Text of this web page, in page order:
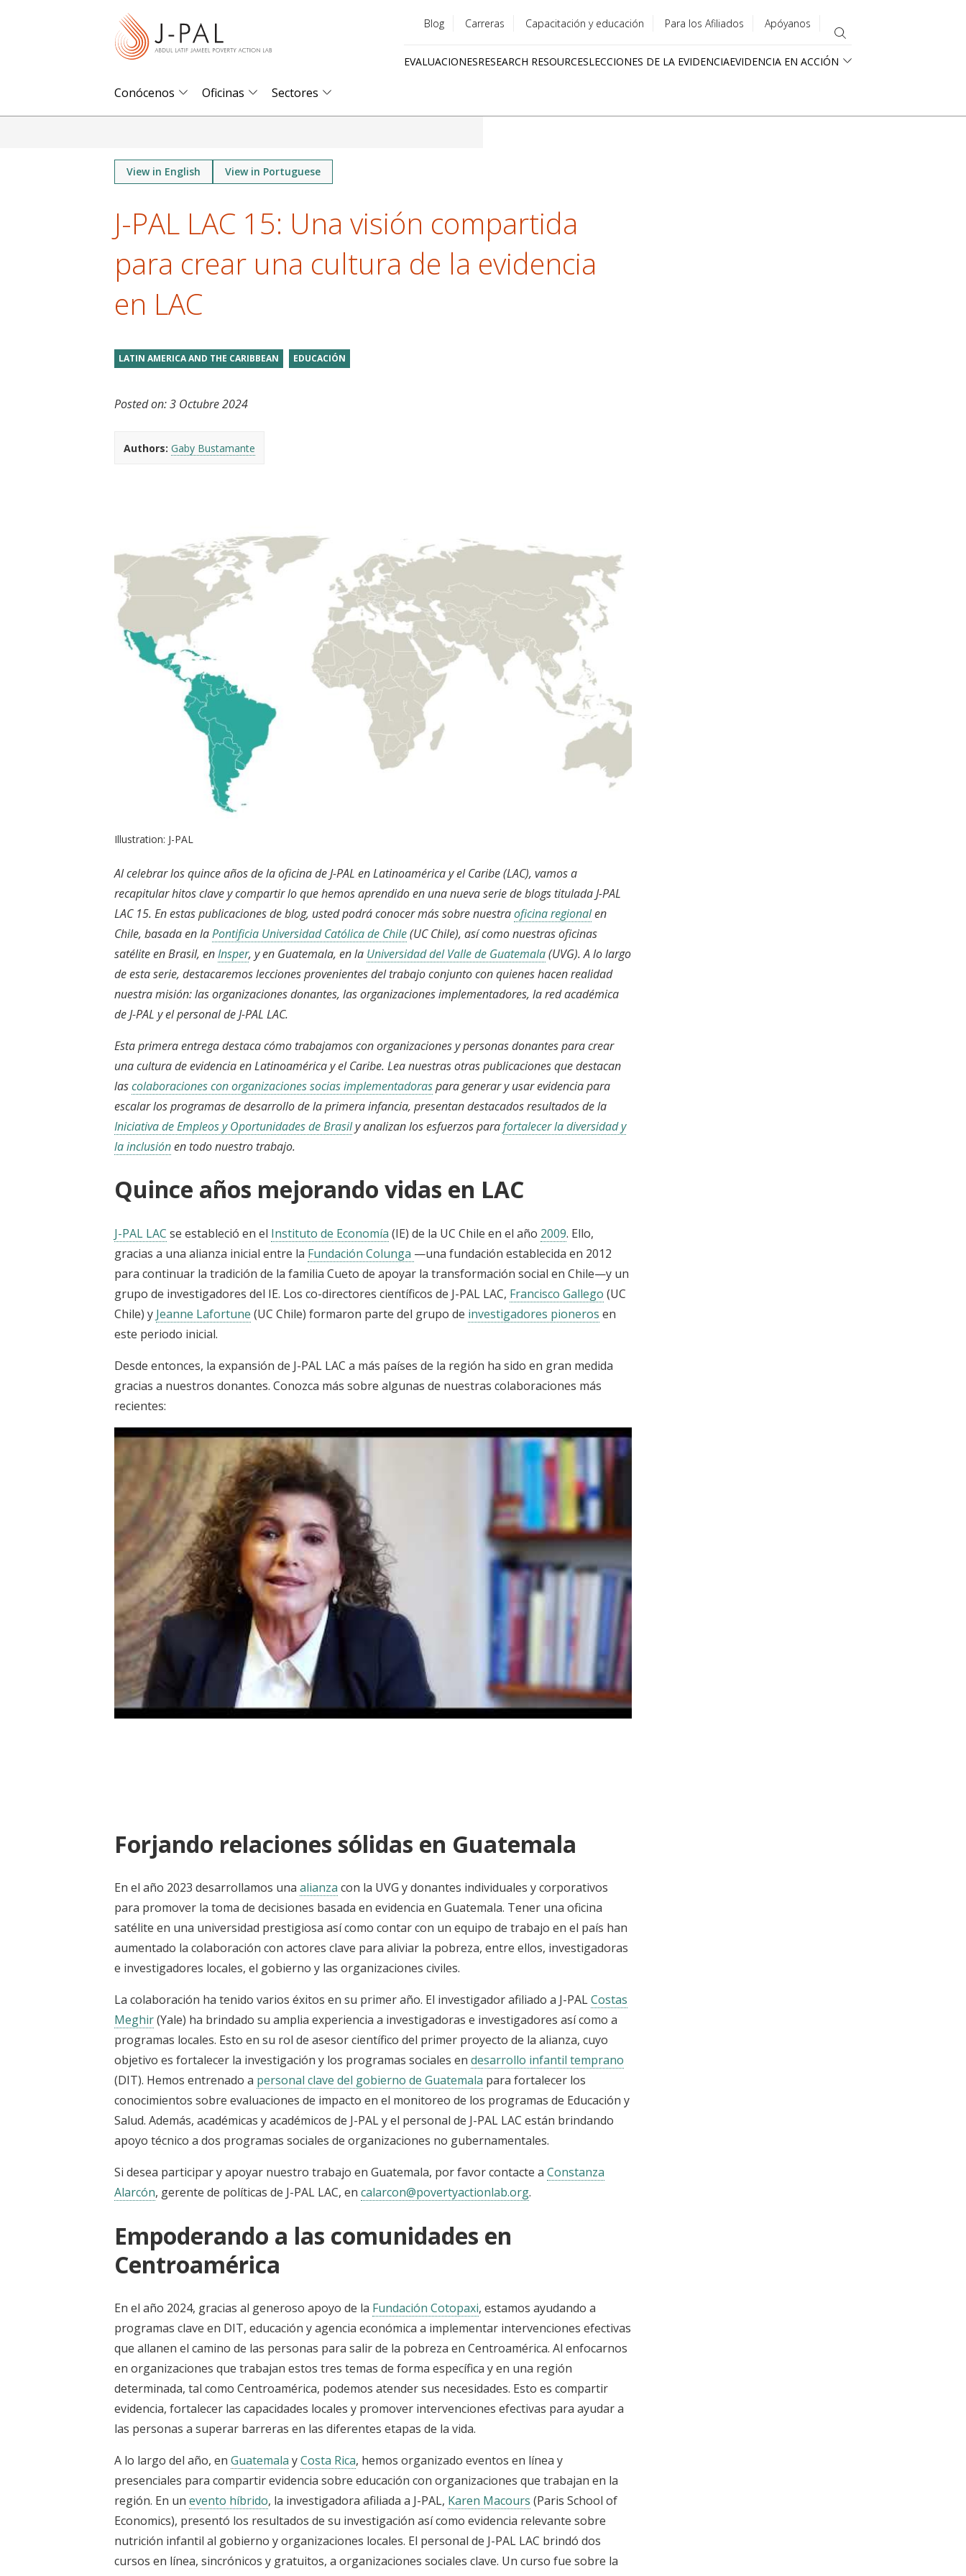
menu
Blog Carreras Capacitación y educación Para los Afiliados Apóyanos
EVALUACIONESRESEARCH RESOURCESLECCIONES DE LA EVIDENCIAEVIDENCIA EN ACCIÓN
Conócenos Oficinas Sectores
View in English View in Portuguese
J-PAL LAC 15: Una visión compartida
para crear una cultura de la evidencia
en LAC
LATIN AMERICA AND THE CARIBBEAN EDUCACIÓN
Posted on:3 Octubre 2024
Authors: Gaby Bustamante
Illustration: J-PAL
Al celebrar los quince años de la oficina de J-PAL en Latinoamérica y el Caribe (LAC), vamos a
recapitular hitos clave y compartir lo que hemos aprendido en una nueva serie de blogs titulada J-PAL
LAC 15. En estas publicaciones de blog, usted podrá conocer más sobre nuestraoficina regionalen
Chile, basada en laPontificia Universidad Católica de Chile(UC Chile), así como nuestras oficinas
satélite en Brasil, enInsper, y en Guatemala, en la Universidad del Valle de Guatemala(UVG). A lo largo
de esta serie, destacaremos lecciones provenientes del trabajo conjunto con quienes hacen realidad
nuestra misión: las organizaciones donantes, las organizaciones implementadores, la red académica
de J-PAL y el personal de J-PAL LAC.
Esta primera entrega destaca cómo trabajamos con organizaciones y personas donantes para crear
una cultura de evidencia en Latinoamérica y el Caribe. Lea nuestras otras publicaciones que destacan
lascolaboraciones con organizaciones socias implementadoraspara generar y usar evidencia para
escalar los programas de desarrollo de la primera infancia, presentan destacados resultados de la
Iniciativa de Empleos y Oportunidades de Brasily analizan los esfuerzos parafortalecer la diversidad y
la inclusiónen todo nuestro trabajo.
Quince años mejorando vidas en LAC
J-PAL LAC se estableció en el Instituto de Economía (IE) de la UC Chile en el año 2009. Ello,
gracias a una alianza inicial entre la Fundación Colunga —una fundación establecida en 2012
para continuar la tradición de la familia Cueto de apoyar la transformación social en Chile—y un
grupo de investigadores del IE. Los co-directores científicos de J-PAL LAC, Francisco Gallego (UC
Chile) y Jeanne Lafortune (UC Chile) formaron parte del grupo de investigadores pioneros en
este periodo inicial.
Desde entonces, la expansión de J-PAL LAC a más países de la región ha sido en gran medida
gracias a nuestros donantes. Conozca más sobre algunas de nuestras colaboraciones más
recientes:
Forjando relaciones sólidas en Guatemala
En el año 2023 desarrollamos una alianza con la UVG y donantes individuales y corporativos
para promover la toma de decisiones basada en evidencia en Guatemala. Tener una oficina
satélite en una universidad prestigiosa así como contar con un equipo de trabajo en el país han
aumentado la colaboración con actores clave para aliviar la pobreza, entre ellos, investigadoras
e investigadores locales, el gobierno y las organizaciones civiles.
La colaboración ha tenido varios éxitos en su primer año. El investigador afiliado a J-PALCostas
Meghir(Yale) ha brindado su amplia experiencia a investigadoras e investigadores así como a
programas locales. Esto en su rol de asesor científico del primer proyecto de la alianza, cuyo
objetivo es fortalecer la investigación y los programas sociales en desarrollo infantil temprano
(DIT). Hemos entrenado a personal clave del gobierno de Guatemala para fortalecer los
conocimientos sobre evaluaciones de impacto en el monitoreo de los programas de Educación y
Salud. Además, académicas y académicos de J-PAL y el personal de J-PAL LAC están brindando
apoyo técnico a dos programas sociales de organizaciones no gubernamentales.
Si desea participar y apoyar nuestro trabajo en Guatemala, por favor contacte a Constanza
Alarcón, gerente de políticas de J-PAL LAC, en calarcon@povertyactionlab.org.
Empoderando a las comunidades en
Centroamérica
En el año 2024, gracias al generoso apoyo de la Fundación Cotopaxi, estamos ayudando a
programas clave en DIT, educación y agencia económica a implementar intervenciones efectivas
que allanen el camino de las personas para salir de la pobreza en Centroamérica. Al enfocarnos
en organizaciones que trabajan estos tres temas de forma específica y en una región
determinada, tal como Centroamérica, podemos atender sus necesidades. Esto es compartir
evidencia, fortalecer las capacidades locales y promover intervenciones efectivas para ayudar a
las personas a superar barreras en las diferentes etapas de la vida.
A lo largo del año, en Guatemala yCosta Rica, hemos organizado eventos en línea y
presenciales para compartir evidencia sobre educación con organizaciones que trabajan en la
región. En un evento híbrido, la investigadora afiliada a J-PAL, Karen Macours (Paris School of
Economics), presentó los resultados de su investigación así como evidencia relevante sobre
nutrición infantil al gobierno y organizaciones locales. El personal de J-PAL LAC brindó dos
cursos en línea, sincrónicos y gratuitos, a organizaciones sociales clave. Un curso fue sobre la